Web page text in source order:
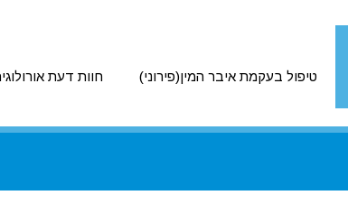
טיפול בעקמת איבר המין(פירוני) חוות דעת